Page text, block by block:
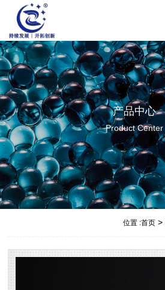
产品中心
Product Center
位置 :首页>